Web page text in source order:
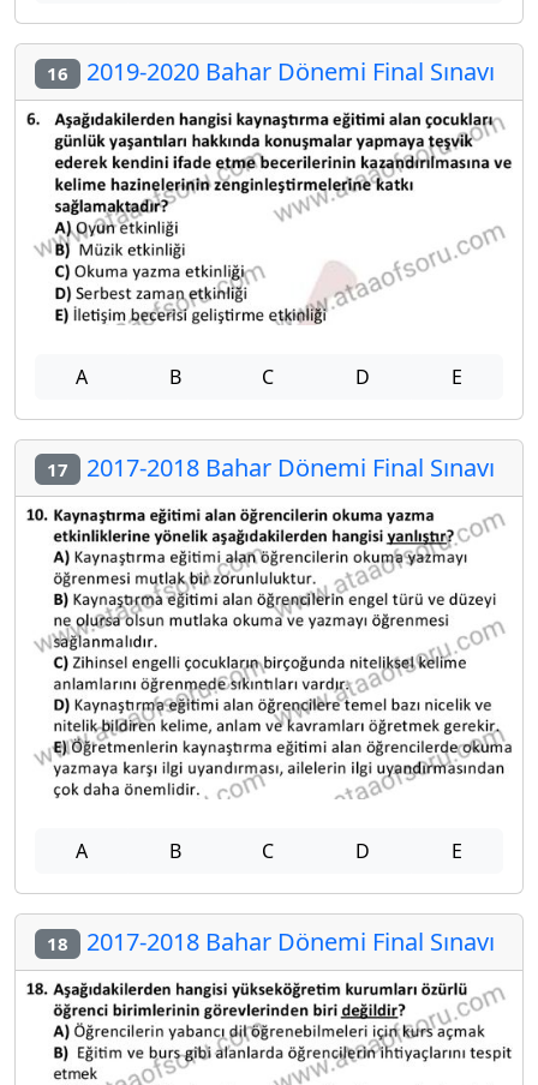
16 2019-2020 Bahar Dönemi Final Sınavı
A B C D E
17 2017-2018 Bahar Dönemi Final Sınavı
A B C D E
18 2017-2018 Bahar Dönemi Final Sınavı